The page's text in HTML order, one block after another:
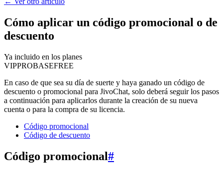
Cómo aplicar un código promocional o de
descuento
Ya incluido en los planes
VIPPROBASEFREE
En caso de que sea su día de suerte y haya ganado un código de
descuento o promocional para JivoChat, solo deberá seguir los pasos
a continuación para aplicarlos durante la creación de su nueva
cuenta o para la compra de su licencia.
Código promocional
Código de descuento
Código promocional#